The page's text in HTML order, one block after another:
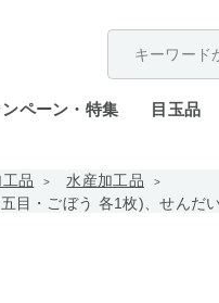
ンペーン・特集 目玉品
品
水産加工品
目・ごぼう 各1枚)、せんだ